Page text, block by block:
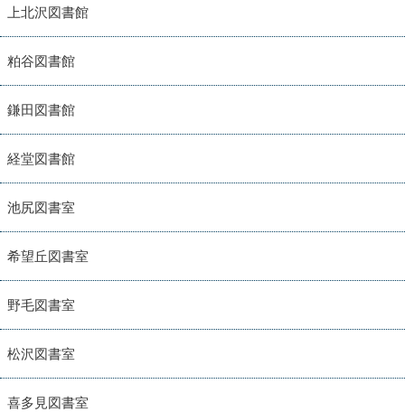
上北沢図書館
粕谷図書館
鎌田図書館
経堂図書館
池尻図書室
希望丘図書室
野毛図書室
松沢図書室
喜多見図書室